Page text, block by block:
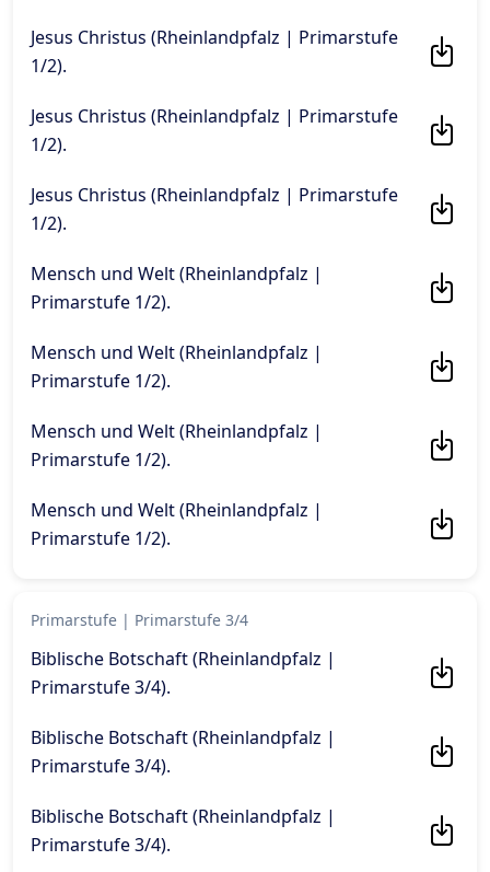
Jesus Christus (Rheinlandpfalz | Primarstufe
1/2).
Jesus Christus (Rheinlandpfalz | Primarstufe
1/2).
Jesus Christus (Rheinlandpfalz | Primarstufe
1/2).
Mensch und Welt (Rheinlandpfalz |
Primarstufe 1/2).
Mensch und Welt (Rheinlandpfalz |
Primarstufe 1/2).
Mensch und Welt (Rheinlandpfalz |
Primarstufe 1/2).
Mensch und Welt (Rheinlandpfalz |
Primarstufe 1/2).
Primarstufe | Primarstufe 3/4
Biblische Botschaft (Rheinlandpfalz |
Primarstufe 3/4).
Biblische Botschaft (Rheinlandpfalz |
Primarstufe 3/4).
Biblische Botschaft (Rheinlandpfalz |
Primarstufe 3/4).